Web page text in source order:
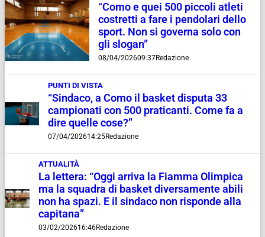
“Como e quei 500 piccoli atleti
costretti a fare i pendolari dello
sport. Non si governa solo con
gli slogan”
08/04/202609:37Redazione
PUNTI DI VISTA
“Sindaco, a Como il basket disputa 33
campionati con 500 praticanti. Come fa a
dire quelle cose?”
07/04/202614:25Redazione
ATTUALITÀ
La lettera: “Oggi arriva la Fiamma Olimpica
ma la squadra di basket diversamente abili
non ha spazi. E il sindaco non risponde alla
capitana”
03/02/202616:46Redazione